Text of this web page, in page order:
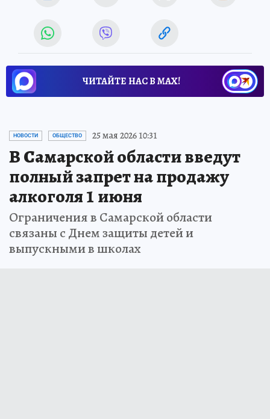
ЧИТАЙТЕ НАС В МАХ!
НОВОСТИ ОБЩЕСТВО 25 мая 2026 10:31
В Самарской области введут
полный запрет на продажу
алкоголя 1 июня
Ограничения в Самарской области
связаны с Днем защиты детей и
выпускными в школах